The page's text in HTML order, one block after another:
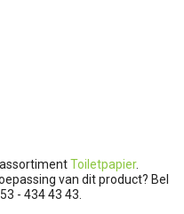
Toiletpapier.
van dit product? Bel
- 434 43 43.